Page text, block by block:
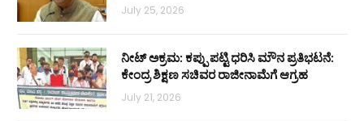
July 25, 2026
ನೀಟ್ ಅಕ್ರಮ: ಕಪ್ಪು ಪಟ್ಟಿ ಧರಿಸಿ ಮೌನ ಪ್ರತಿಭಟನೆ:
ಕೇಂದ್ರ ಶಿಕ್ಷಣ ಸಚಿವರ ರಾಜೀನಾಮೆಗೆ ಆಗ್ರಹ
July 21, 2026